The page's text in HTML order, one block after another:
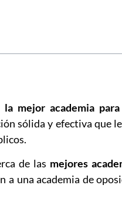
la mejor academia
sólida y efectiva que
de las mejores
a una academia de